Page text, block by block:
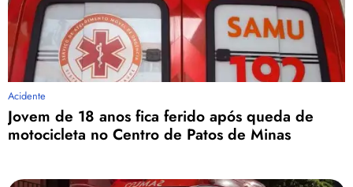
Acidente
Jovem de 18 anos fica ferido após queda de
motocicleta no Centro de Patos de Minas